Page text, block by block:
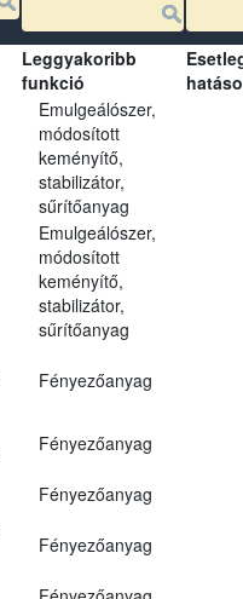
Leggyakoribb
funkció
Emulgeálószer,
módosított
keményítő,
stabilizátor,
sűrítőanyag
Emulgeálószer,
módosított
keményítő,
stabilizátor,
sűrítőanyag
Fényezőanyag
Fényezőanyag
Fényezőanyag
Fényezőanyag